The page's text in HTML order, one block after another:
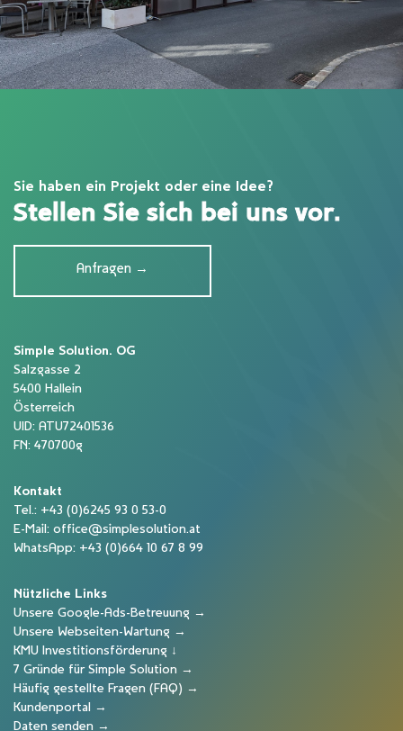
Sie ha ben ein Proje kt od er eine d ee?
Ste en Sie sic h bei uns vor.
Anfragen →
Simple Solution. OG
Salzgasse 2
5400 Hallein
Österreich
UID: ATU72401536
FN: 470700g
Kontakt
Tel.: +43 (0)6245 93 0 53-0
E-Mail: office@simplesolution.at
WhatsApp: +43 (0)664 10 67 8 99
Nützliche Links
Unsere Google-Ads-Betreuung →
Unsere Webseiten-Wartung →
KMU Investitionsförderung ↓
7 Gründe für Simple Solution →
Häufig gestellte Fragen (FAQ) →
Kundenportal →
Daten senden →